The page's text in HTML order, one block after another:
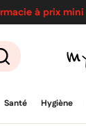
à prix mini
Santé Hygiène